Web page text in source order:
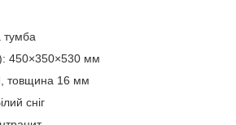
тумба
450×350×530 мм
товщина 16 мм
сніг